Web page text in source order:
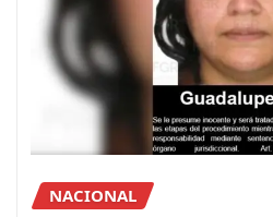
NACIONAL